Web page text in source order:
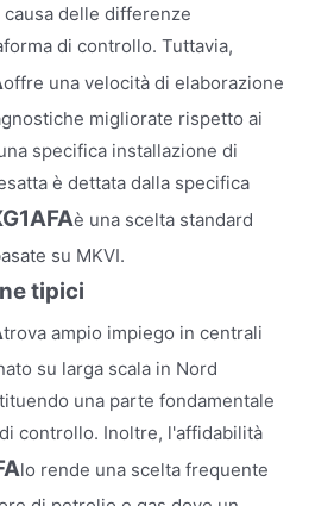
delle differenze
di controllo. Tuttavia,
offre una velocità di elaborazione
migliorate rispetto ai
specifica installazione di
è dettata dalla specifica
è una scelta standard
su MKVI.
tipici
trova ampio impiego in centrali
su larga scala in Nord
una parte fondamentale
controllo. Inoltre, l'affidabilità
lo rende una scelta frequente